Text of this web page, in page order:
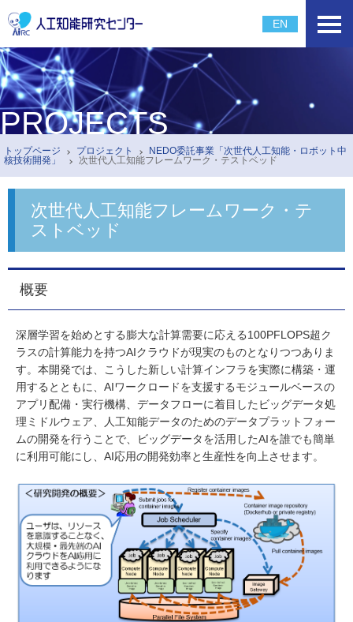
EN
PROJECTS
トップページ プロジェクト
NEDO委託事業「次世代人工知能・ロボット中
核技術開発」
次世代人工知能フレームワーク・テストベッド
次世代人工知能フレームワーク・テ
ストベッド
概要
深層学習を始めとする膨大な計算需要に応える100PFLOPS超ク
ラスの計算能力を持つAIクラウドが現実のものとなりつつありま
す。本開発では、こうした新しい計算インフラを実際に構築・運
用するとともに、AIワークロードを支援するモジュールベースの
アプリ配備・実行機構、データフローに着目したビッグデータ処
理ミドルウェア、人工知能データのためのデータプラットフォー
ムの開発を行うことで、ビッグデータを活用したAIを誰でも簡単
に利用可能にし、AI応用の開発効率と生産性を向上させます。